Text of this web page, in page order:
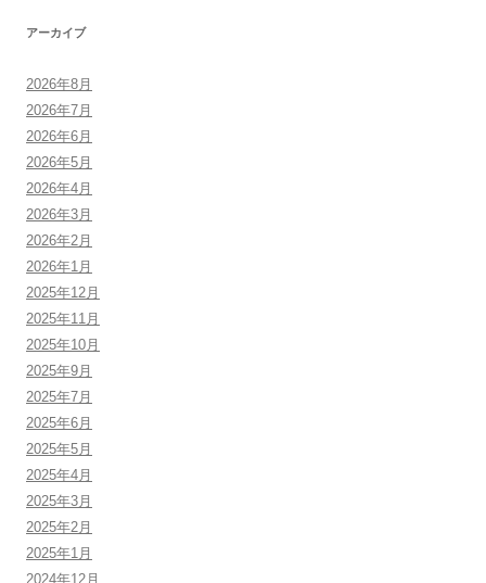
アーカイブ
2026年8月
2026年7月
2026年6月
2026年5月
2026年4月
2026年3月
2026年2月
2026年1月
2025年12月
2025年11月
2025年10月
2025年9月
2025年7月
2025年6月
2025年5月
2025年4月
2025年3月
2025年2月
2025年1月
2024年12月